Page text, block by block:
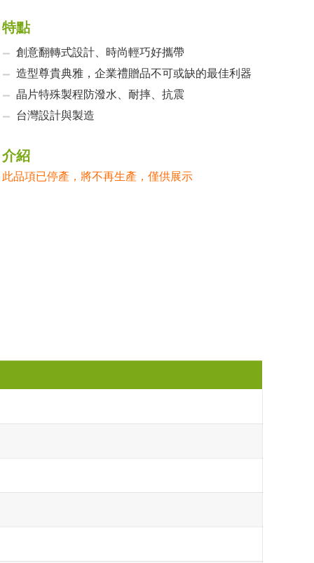
特點
創意翻轉式設計、時尚輕巧好攜帶
造型尊貴典雅，企業禮贈品不可或缺的最佳利器
晶片特殊製程防潑水、耐摔、抗震
台灣設計與製造
介紹
此品項已停產，將不再生產，僅供展示